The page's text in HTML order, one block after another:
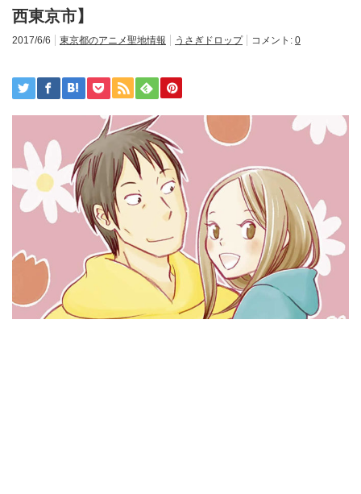
西東京市】
2017/6/6 東京都のアニメ聖地情報 うさぎドロップ コメント: 0